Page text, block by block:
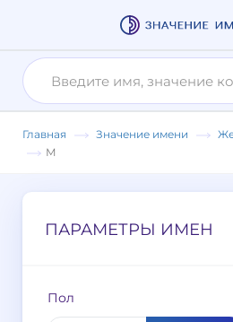
Главная Значение имени
М
ПАРАМЕТРЫ ИМЕН
Пол